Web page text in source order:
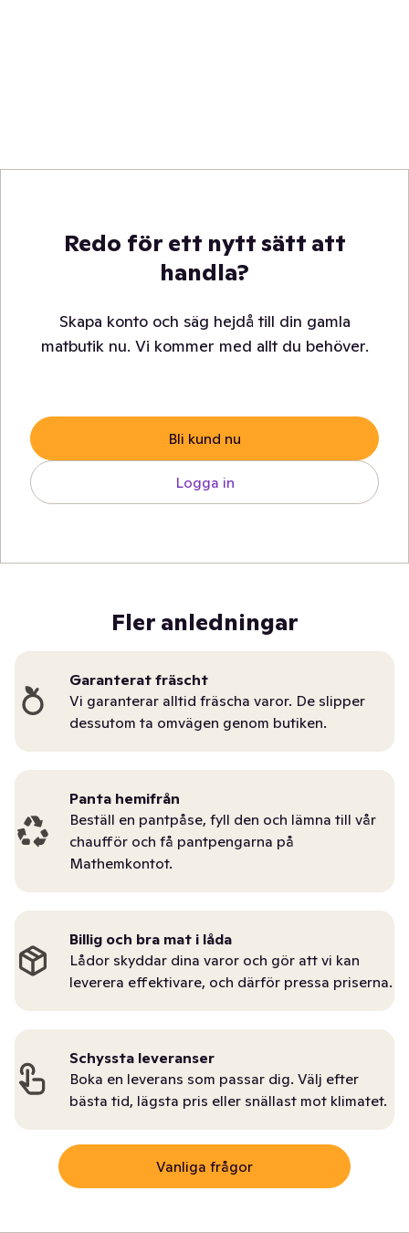
Redo för ett nytt sätt att
handla?
Skapa konto och säg hejdå till din gamla
matbutik nu. Vi kommer med allt du behöver.
Bli kund nu
Logga in
Fler anledningar
Garanterat fräscht
Vi garanterar alltid fräscha varor. De slipper
dessutom ta omvägen genom butiken.
Panta hemifrån
Beställ en pantpåse, fyll den och lämna till vår
chaufför och få pantpengarna på
Mathemkontot.
Billig och bra mat i låda
Lådor skyddar dina varor och gör att vi kan
leverera effektivare, och därför pressa priserna.
Schyssta leveranser
Boka en leverans som passar dig. Välj efter
bästa tid, lägsta pris eller snällast mot klimatet.
Vanliga frågor